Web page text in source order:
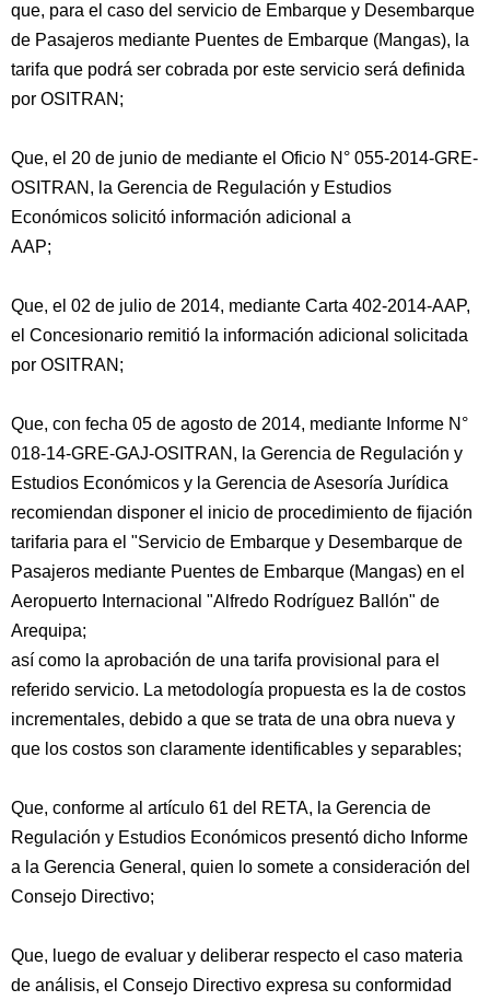
que, para el caso del servicio de Embarque y Desembarque
de Pasajeros mediante Puentes de Embarque (Mangas), la
tarifa que podrá ser cobrada por este servicio será definida
por OSITRAN;
Que, el 20 de junio de mediante el Oficio N° 055-2014-GRE-
OSITRAN, la Gerencia de Regulación y Estudios
Económicos solicitó información adicional a
AAP;
Que, el 02 de julio de 2014, mediante Carta 402-2014-AAP,
el Concesionario remitió la información adicional solicitada
por OSITRAN;
Que, con fecha 05 de agosto de 2014, mediante Informe N°
018-14-GRE-GAJ-OSITRAN, la Gerencia de Regulación y
Estudios Económicos y la Gerencia de Asesoría Jurídica
recomiendan disponer el inicio de procedimiento de fijación
tarifaria para el "Servicio de Embarque y Desembarque de
Pasajeros mediante Puentes de Embarque (Mangas) en el
Aeropuerto Internacional "Alfredo Rodríguez Ballón" de
Arequipa;
así como la aprobación de una tarifa provisional para el
referido servicio. La metodología propuesta es la de costos
incrementales, debido a que se trata de una obra nueva y
que los costos son claramente identificables y separables;
Que, conforme al artículo 61 del RETA, la Gerencia de
Regulación y Estudios Económicos presentó dicho Informe
a la Gerencia General, quien lo somete a consideración del
Consejo Directivo;
Que, luego de evaluar y deliberar respecto el caso materia
de análisis, el Consejo Directivo expresa su conformidad